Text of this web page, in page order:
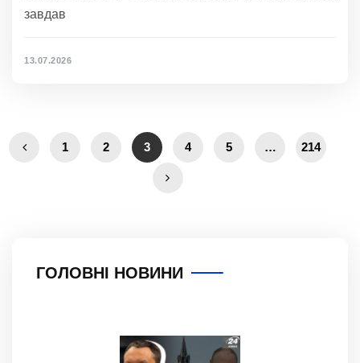
завдав
13.07.2026
1 2 3 4 5 … 214
ГОЛОВНІ НОВИНИ